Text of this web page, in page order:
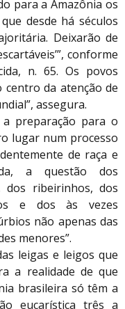
para a Amazônia os
desde há séculos
Deixarão de
conforme
n. 65. Os povos
centro da atenção de
assegura.
preparação para o
lugar num processo
de raça e
a questão dos
dos ribeirinhos, dos
e dos às vezes
não apenas das
menores”.
leigas e leigos que
a realidade de que
brasileira só têm a
eucarística três a